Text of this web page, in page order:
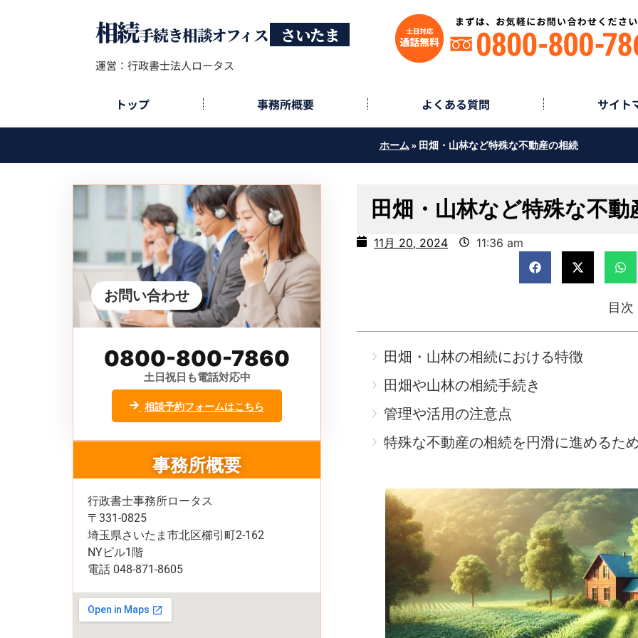
相続手続き相談オフィス さいたま
運営：行政書士法人ロータス
トップ 事務所概要 よくある質問 サイト
ホーム» 田畑・山林など特殊な不動産の相続
お問い合わせ
0800-800-7860
土日祝日も電話対応中
相談予約フォームはこちら
事務所概要
行政書士事務所ロータス
〒331-0825
埼玉県さいたま市北区櫛引町2-162
NYビル1階
電話 048-871-8605
田畑・山林など特殊な不動
11月 20, 2024 11:36 am
目次
田畑・山林の相続における特徴
田畑や山林の相続手続き
管理や活用の注意点
特殊な不動産の相続を円滑に進めるた